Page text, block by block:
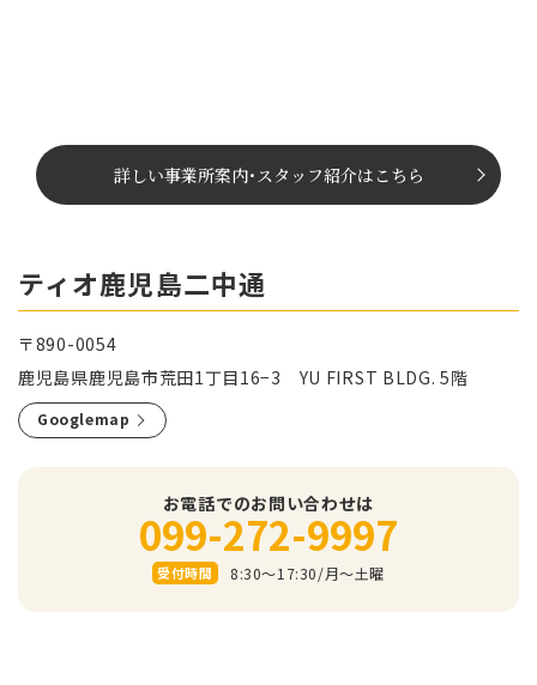
詳しい事業所案内･ スタッフ紹介はこちら
ティオ鹿児島二中通
〒890-0054
鹿児島県鹿児島市荒田1丁目16−3 YU FIRST BLDG. 5階
Googlemap
お電話でのお問い合わせは
099-272-9997
受付時間 8:30～17:30/⽉〜⼟曜